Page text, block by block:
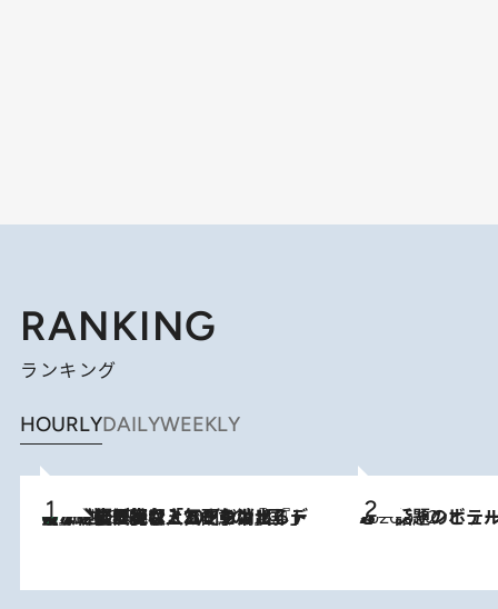
RANKING
ランキング
HOURLYDAILYWEEKLY
2026.8.5
【なぜ吉沢亮は「気配を消せる」のか？】興行収入208億の『国宝』を経て挑むミュージカル『ディア・エヴァン・ハンセン』。トップ俳優が舞台上でさらけ出した“孤独”とは 2026.6.12
オーシャンビュー＆特別なひととき 話題のホテルでハワイにひたる